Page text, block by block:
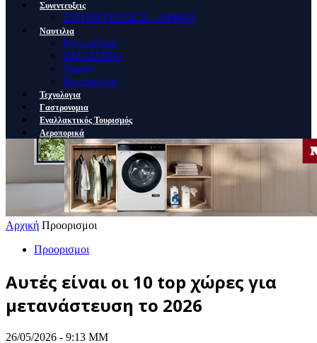
Συνεντευξεις
ΣΥΝΕΝΤΕΥΞΕΙΣ – ΑΡΘΡΑ
Ναυτιλια
Κρουαζιερα
YACHTING
Λιμανι
Ποντοπορος
Τεχνολογια
Γαστρονομια
Εναλλακτικός Τουρισμός
Αεροπορικά
Αρχική Προορισμοι
Προορισμοι
Αυτές είναι οι 10 top χώρες για
μετανάστευση το 2026
26/05/2026 - 9:13 ΜΜ